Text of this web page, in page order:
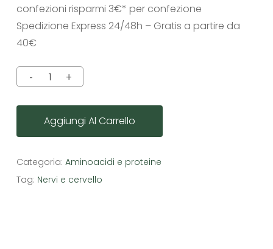
confezioni risparmi 3€* per confezione
Spedizione Express 24/48h – Gratis a partire da
40€
Aggiungi Al Carrello
Categoria: Aminoacidi e proteine
Tag: Nervi e cervello